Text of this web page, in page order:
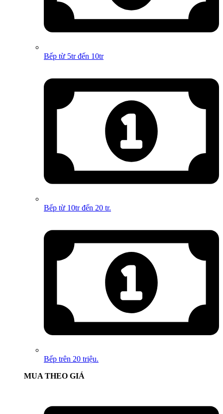
Bếp từ 5tr đến 10tr
Bếp từ 10tr đến 20 tr.
Bếp trên 20 triệu.
MUA THEO GIÁ